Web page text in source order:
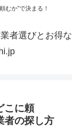
むか”で決まる！
者選びとお得な
こに頼
の探し方